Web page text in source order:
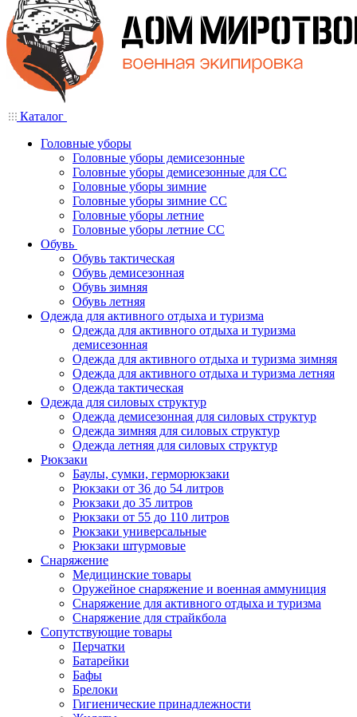
Каталог
Головные уборы
Головные уборы демисезонные
Головные уборы демисезонные для СС
Головные уборы зимние
Головные уборы зимние СС
Головные уборы летние
Головные уборы летние СС
Обувь
Обувь тактическая
Обувь демисезонная
Обувь зимняя
Обувь летняя
Одежда для активного отдыха и туризма
Одежда для активного отдыха и туризма
демисезонная
Одежда для активного отдыха и туризма зимняя
Одежда для активного отдыха и туризма летняя
Одежда тактическая
Одежда для силовых структур
Одежда демисезонная для силовых структур
Одежда зимняя для силовых структур
Одежда летняя для силовых структур
Рюкзаки
Баулы, сумки, герморюкзаки
Рюкзаки от 36 до 54 литров
Рюкзаки до 35 литров
Рюкзаки от 55 до 110 литров
Рюкзаки универсальные
Рюкзаки штурмовые
Снаряжение
Медицинские товары
Оружейное снаряжение и военная аммуниция
Снаряжение для активного отдыха и туризма
Снаряжение для страйкбола
Сопутствующие товары
Перчатки
Батарейки
Бафы
Брелоки
Гигиенические принадлежности